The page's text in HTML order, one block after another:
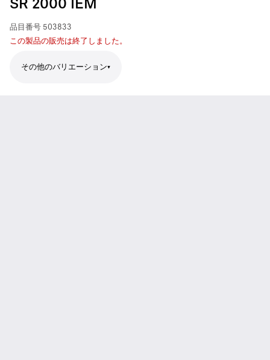
SR 2000 IEM
品目番号 503833
この製品の販売は終了しました。
その他のバリエーション